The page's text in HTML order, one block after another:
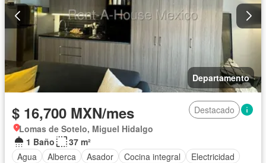
Departamento
$ 16,700 MXN/mes
Destacado
Lomas de Sotelo, Miguel Hidalgo
1 Baño
37 m²
Agua
Alberca Asador Cocina integral
Electricidad